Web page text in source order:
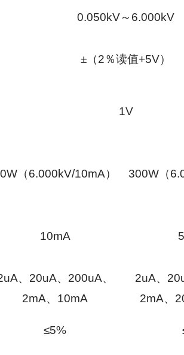
0.050kV～6.000kV
±（2％读值+5V）
1V
（6.000kV/10mA） 300W（
10mA
、20uA、200uA、
2mA、10mA
2uA、
2mA、
≤5%